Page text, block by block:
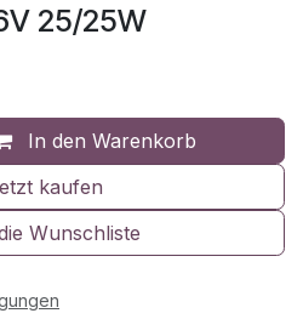
25/25W
In den Warenkorb
kaufen
Wunschliste